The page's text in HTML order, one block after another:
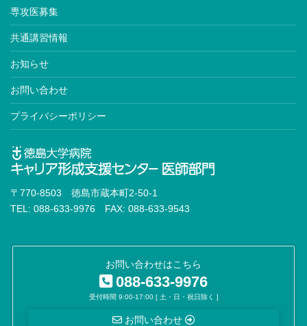
専攻医募集
共通講習情報
お知らせ
お問い合わせ
プライバシーポリシー
〒770-8503 徳島市蔵本町2-50-1
TEL: 088-633-9976 FAX: 088-633-9543
お問い合わせはこちら
088-633-9976
受付時間 9:00-17:00 [ 土・日・祝日除く ]
お問い合わせ